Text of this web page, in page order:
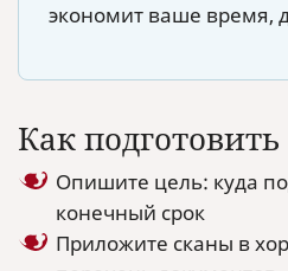
экономит ваше время,
Как подготовить
Опишите цель: куда
конечный срок
Приложите сканы в